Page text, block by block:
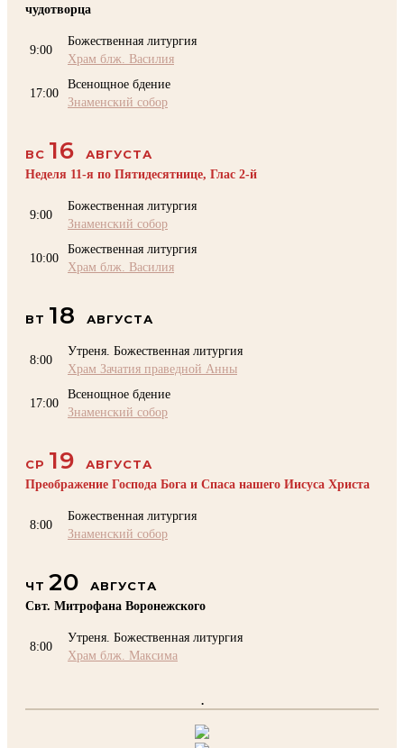
чудотворца
9:00
Божественная литургия
Храм блж. Василия
17:00
Всенощное бдение
Знаменский собор
ВС 16
АВГУСТА
Неделя 11-я по Пятидесятнице, Глас 2-й
9:00
Божественная литургия
Знаменский собор
10:00
Божественная литургия
Храм блж. Василия
ВТ 18 АВГУСТА
8:00
Утреня. Божественная литургия
Храм Зачатия праведной Анны
17:00
Всенощное бдение
Знаменский собор
СР 19
АВГУСТА
Преображение Господа Бога и Спаса нашего Иисуса Христа
8:00
Божественная литургия
Знаменский собор
ЧТ 20
АВГУСТА
Свт. Митрофана Воронежского
8:00
Утреня. Божественная литургия
Храм блж. Максима
.